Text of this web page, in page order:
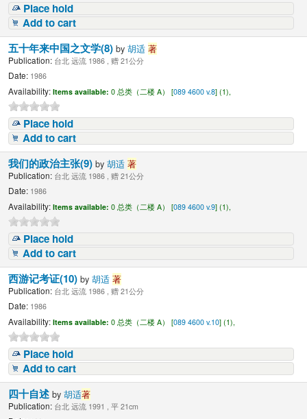
Place hold
Add to cart
五十年来中国之文学(8)by胡适著
Publication: 台北 远流 1986 , 赠 21公分
Date: 1986
Availability: Items available: 0 总类（二楼 A） [089 4600 v.8] (1),
Place hold
Add to cart
我们的政治主张(9)by胡适著
Publication: 台北 远流 1986 , 赠 21公分
Date: 1986
Availability: Items available: 0 总类（二楼 A） [089 4600 v.9] (1),
Place hold
Add to cart
西游记考证(10)by胡适著
Publication: 台北 远流 1986 , 赠 21公分
Date: 1986
Availability: Items available: 0 总类（二楼 A） [089 4600 v.10] (1),
Place hold
Add to cart
四十自述by胡适著
Publication: 台北 远流 1991 , 平 21cm